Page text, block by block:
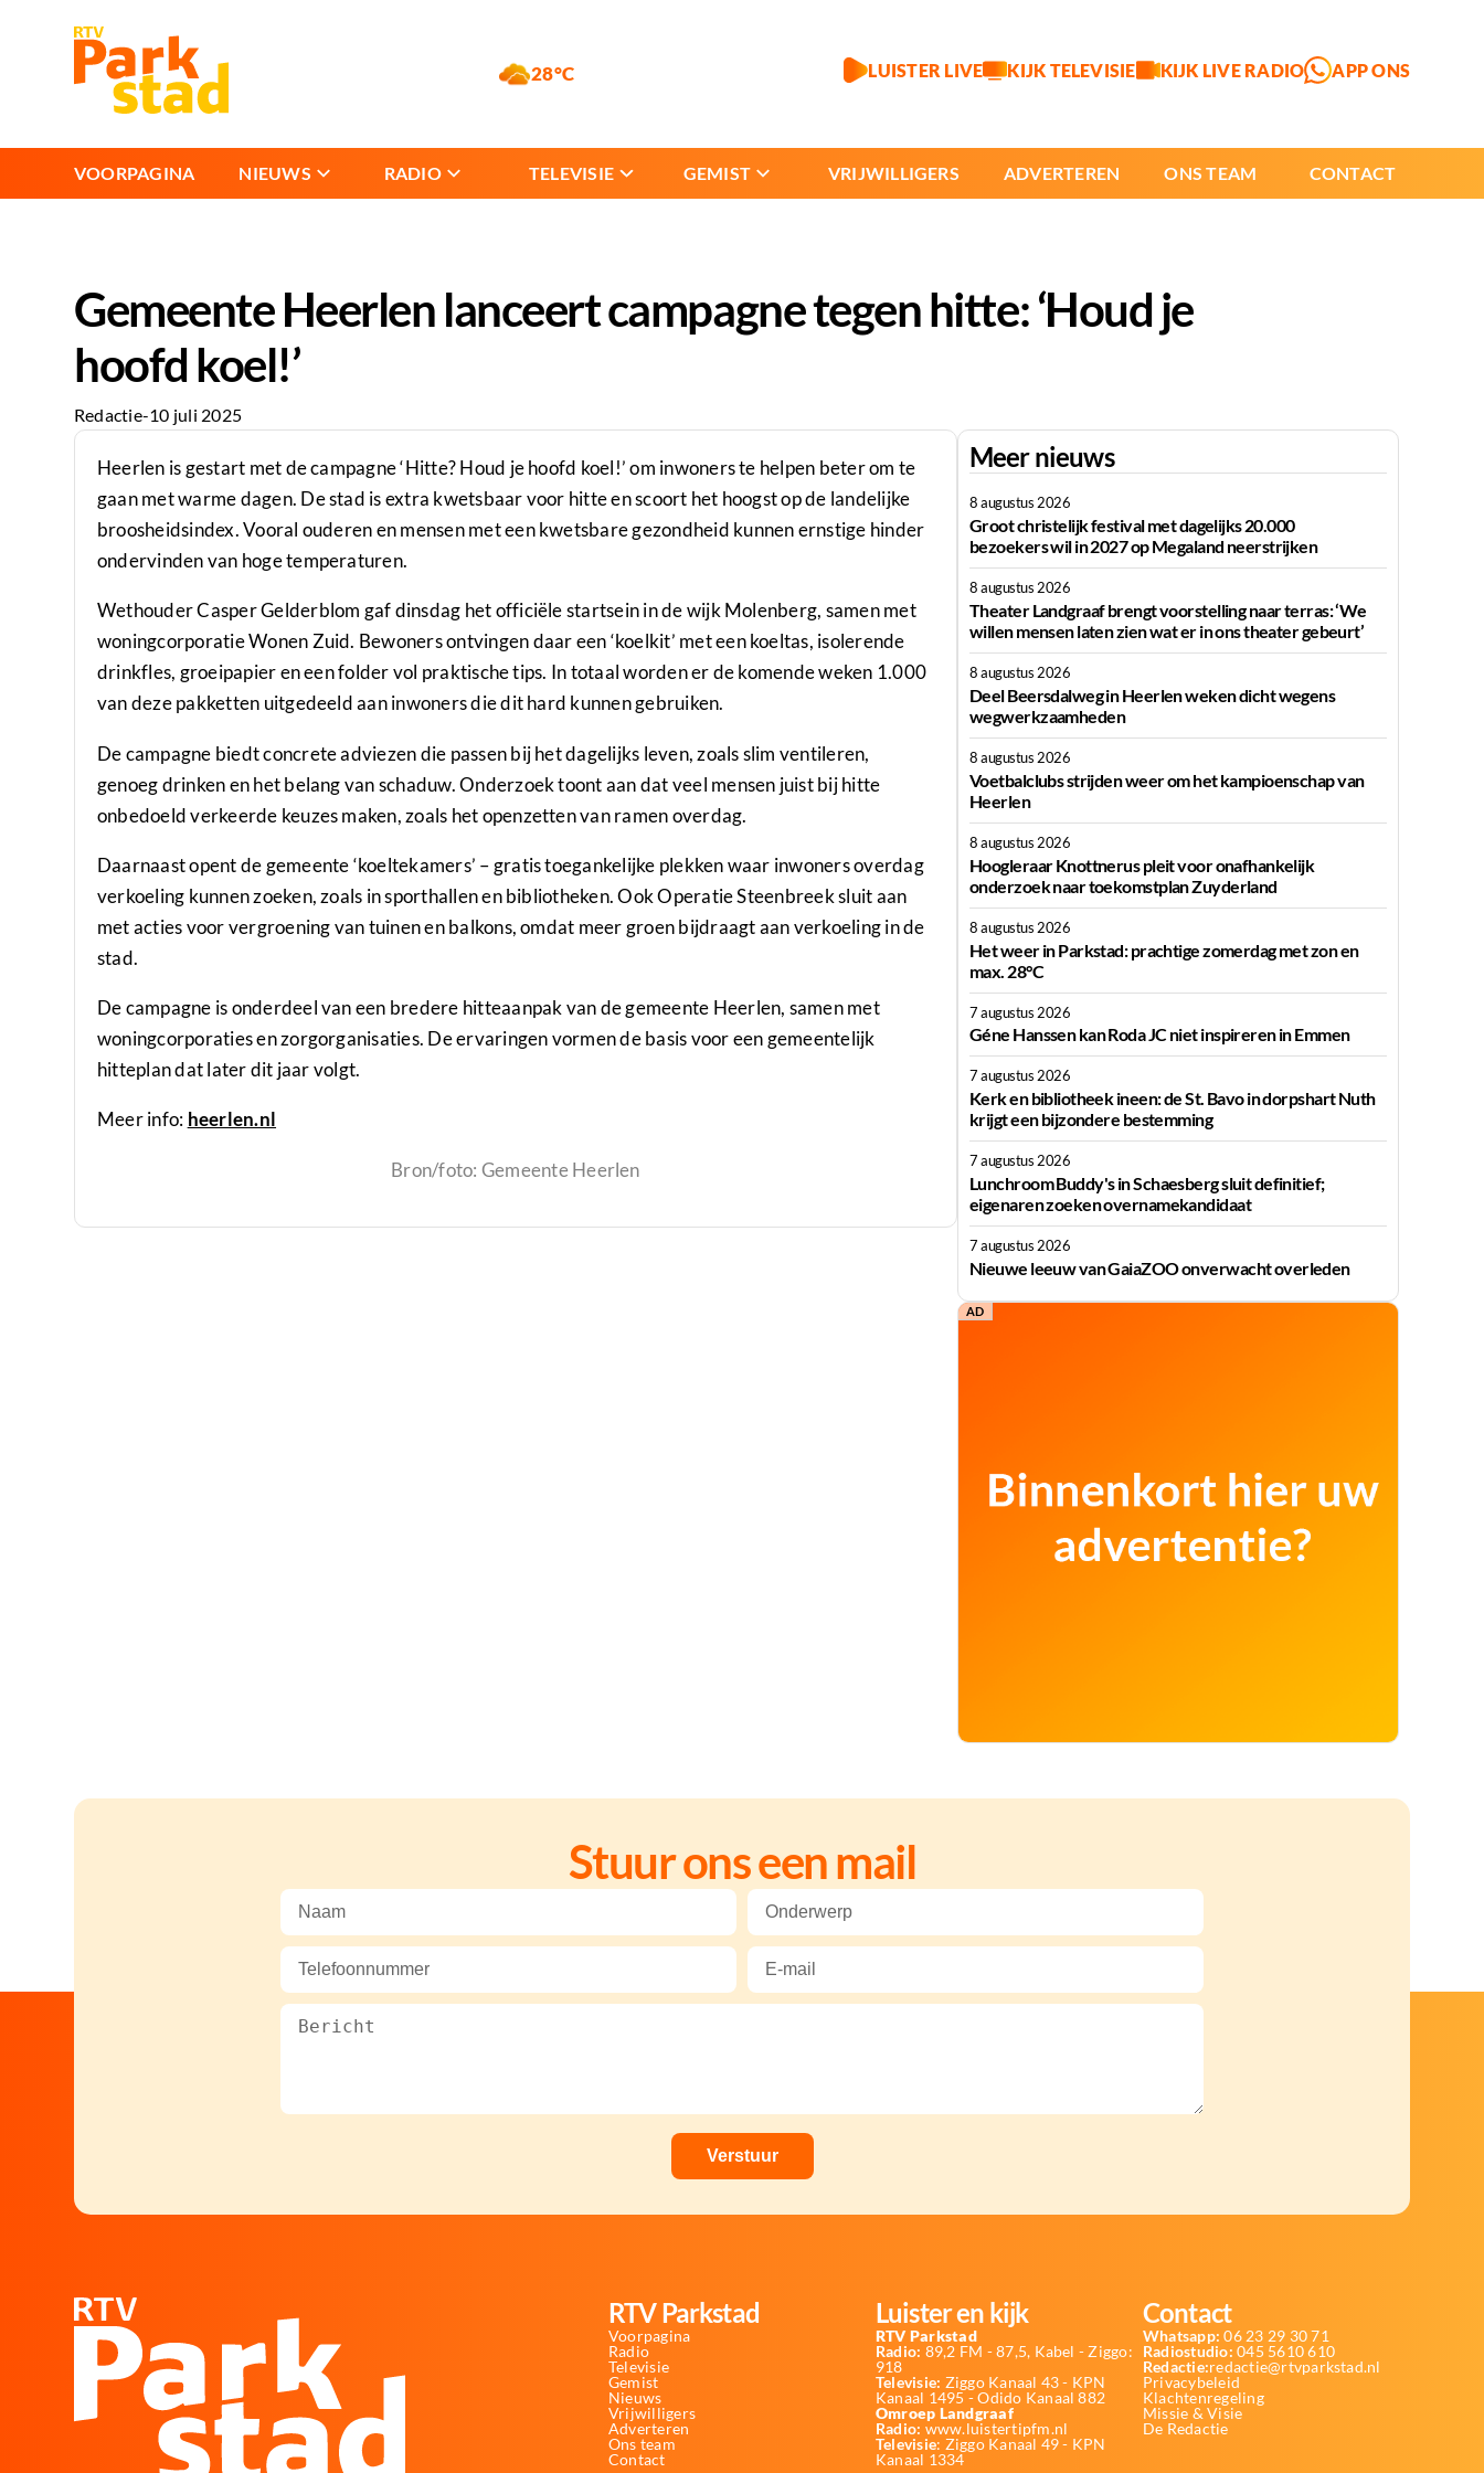
28°C LUISTER LIVE KIJK TELEVISIE KIJK LIVE RADIO APP ONS
VOORPAGINA NIEUWS RADIO TELEVISIE GEMIST VRIJWILLIGERS ADVERTEREN ONS TEAM CONTACT
Gemeente Heerlen lanceert campagne tegen hitte: ‘Houd je
hoofd koel!’
Redactie-10 juli 2025
Heerlen is gestart met de campagne ‘Hitte? Houd je hoofd koel!’ om inwoners te helpen beter om te
gaan met warme dagen. De stad is extra kwetsbaar voor hitte en scoort het hoogst op de landelijke
broosheidsindex. Vooral ouderen en mensen met een kwetsbare gezondheid kunnen ernstige hinder
ondervinden van hoge temperaturen.
Wethouder Casper Gelderblom gaf dinsdag het officiële startsein in de wijk Molenberg, samen met
woningcorporatie Wonen Zuid. Bewoners ontvingen daar een ‘koelkit’ met een koeltas, isolerende
drinkfles, groeipapier en een folder vol praktische tips. In totaal worden er de komende weken 1.000
van deze pakketten uitgedeeld aan inwoners die dit hard kunnen gebruiken.
De campagne biedt concrete adviezen die passen bij het dagelijks leven, zoals slim ventileren,
genoeg drinken en het belang van schaduw. Onderzoek toont aan dat veel mensen juist bij hitte
onbedoeld verkeerde keuzes maken, zoals het openzetten van ramen overdag.
Daarnaast opent de gemeente ‘koeltekamers’ – gratis toegankelijke plekken waar inwoners overdag
verkoeling kunnen zoeken, zoals in sporthallen en bibliotheken. Ook Operatie Steenbreek sluit aan
met acties voor vergroening van tuinen en balkons, omdat meer groen bijdraagt aan verkoeling in de
stad.
De campagne is onderdeel van een bredere hitteaanpak van de gemeente Heerlen, samen met
woningcorporaties en zorgorganisaties. De ervaringen vormen de basis voor een gemeentelijk
hitteplan dat later dit jaar volgt.
Meer info: heerlen.nl
Bron/foto: Gemeente Heerlen
Meer nieuws
8 augustus 2026
Groot christelijk festival met dagelijks 20.000
bezoekers wil in 2027 op Megaland neerstrijken
8 augustus 2026
Theater Landgraaf brengt voorstelling naar terras: ‘We
willen mensen laten zien wat er in ons theater gebeurt’
8 augustus 2026
Deel Beersdalweg in Heerlen weken dicht wegens
wegwerkzaamheden
8 augustus 2026
Voetbalclubs strijden weer om het kampioenschap van
Heerlen
8 augustus 2026
Hoogleraar Knottnerus pleit voor onafhankelijk
onderzoek naar toekomstplan Zuyderland
8 augustus 2026
Het weer in Parkstad: prachtige zomerdag met zon en
max. 28°C
7 augustus 2026
Géne Hanssen kan Roda JC niet inspireren in Emmen
7 augustus 2026
Kerk en bibliotheek ineen: de St. Bavo in dorpshart Nuth
krijgt een bijzondere bestemming
7 augustus 2026
Lunchroom Buddy's in Schaesberg sluit definitief;
eigenaren zoeken overnamekandidaat
7 augustus 2026
Nieuwe leeuw van GaiaZOO onverwacht overleden
AD
Stuur ons een mail
RTV Parkstad
Voorpagina
Radio
Televisie
Gemist
Nieuws
Vrijwilligers
Adverteren
Ons team
Contact
Luister en kijk
RTV Parkstad
Radio: 89,2 FM - 87,5, Kabel - Ziggo:
918
Televisie: Ziggo Kanaal 43 - KPN
Kanaal 1495 - Odido Kanaal 882
Omroep Landgraaf
Radio: www.luistertipfm.nl
Televisie: Ziggo Kanaal 49 - KPN
Kanaal 1334
Contact
Whatsapp: 06 23 29 30 71
Radiostudio: 045 5610 610
Redactie:redactie@rtvparkstad.nl
Privacybeleid
Klachtenregeling
Missie & Visie
De Redactie